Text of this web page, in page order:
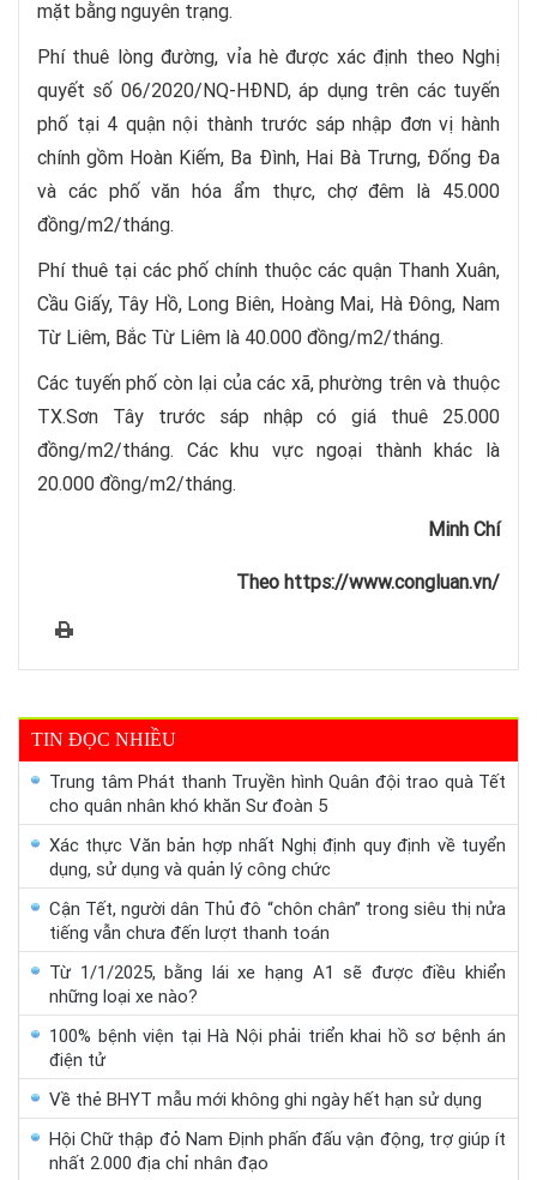
mặt bằng nguyên trạng.
Phí thuê lòng đường, vỉa hè được xác định theo Nghị
quyết số 06/2020/NQ-HĐND, áp dụng trên các tuyến
phố tại 4 quận nội thành trước sáp nhập đơn vị hành
chính gồm Hoàn Kiếm, Ba Đình, Hai Bà Trưng, Đống Đa
và các phố văn hóa ẩm thực, chợ đêm là 45.000
đồng/m2/tháng.
Phí thuê tại các phố chính thuộc các quận Thanh Xuân,
Cầu Giấy, Tây Hồ, Long Biên, Hoàng Mai, Hà Đông, Nam
Từ Liêm, Bắc Từ Liêm là 40.000 đồng/m2/tháng.
Các tuyến phố còn lại của các xã, phường trên và thuộc
TX.Sơn Tây trước sáp nhập có giá thuê 25.000
đồng/m2/tháng. Các khu vực ngoại thành khác là
20.000 đồng/m2/tháng.
Minh Chí
Theo https://www.congluan.vn/
TIN ĐỌC NHIỀU
Trung tâm Phát thanh Truyền hình Quân đội trao quà Tết
cho quân nhân khó khăn Sư đoàn 5
Xác thực Văn bản hợp nhất Nghị định quy định về tuyển
dụng, sử dụng và quản lý công chức
Cận Tết, người dân Thủ đô “chôn chân” trong siêu thị nửa
tiếng vẫn chưa đến lượt thanh toán
Từ 1/1/2025, bằng lái xe hạng A1 sẽ được điều khiển
những loại xe nào?
100% bệnh viện tại Hà Nội phải triển khai hồ sơ bệnh án
điện tử
Về thẻ BHYT mẫu mới không ghi ngày hết hạn sử dụng
Hội Chữ thập đỏ Nam Định phấn đấu vận động, trợ giúp ít
nhất 2.000 địa chỉ nhân đạo